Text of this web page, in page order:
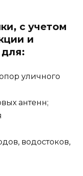
с учетом
и
для:
уличного
антенн;
водостоков,